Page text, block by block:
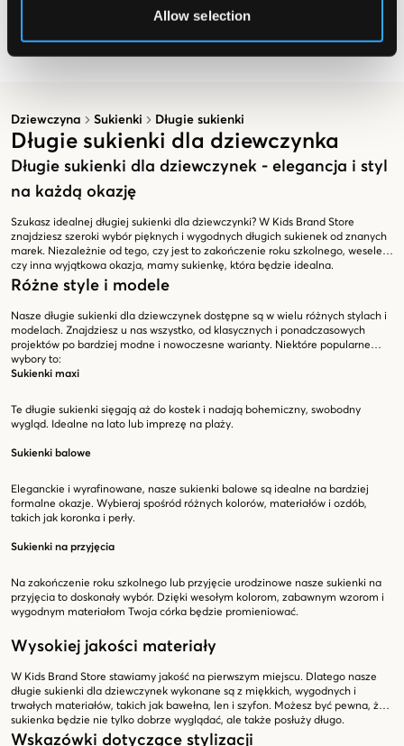
Allow selection
Dziewczyna Sukienki Długie sukienki
Długie sukienki dla dziewczynka
Długie sukienki dla dziewczynek - elegancja i styl
na każdą okazję
Szukasz idealnej długiej sukienki dla dziewczynki? W Kids Brand Store
znajdziesz szeroki wybór pięknych i wygodnych długich sukienek od znanych
marek. Niezależnie od tego, czy jest to zakończenie roku szkolnego, wesele
czy inna wyjątkowa okazja, mamy sukienkę, która będzie idealna.
Różne style i modele
Nasze długie sukienki dla dziewczynek dostępne są w wielu różnych stylach i
modelach. Znajdziesz u nas wszystko, od klasycznych i ponadczasowych
projektów po bardziej modne i nowoczesne warianty. Niektóre popularne
wybory to:
Sukienki maxi
Te długie sukienki sięgają aż do kostek i nadają bohemiczny, swobodny
wygląd. Idealne na lato lub imprezę na plaży.
Sukienki balowe
Eleganckie i wyrafinowane, nasze sukienki balowe są idealne na bardziej
formalne okazje. Wybieraj spośród różnych kolorów, materiałów i ozdób,
takich jak koronka i perły.
Sukienki na przyjęcia
Na zakończenie roku szkolnego lub przyjęcie urodzinowe nasze sukienki na
przyjęcia to doskonały wybór. Dzięki wesołym kolorom, zabawnym wzorom i
wygodnym materiałom Twoja córka będzie promieniować.
Wysokiej jakości materiały
W Kids Brand Store stawiamy jakość na pierwszym miejscu. Dlatego nasze
długie sukienki dla dziewczynek wykonane są z miękkich, wygodnych i
trwałych materiałów, takich jak bawełna, len i szyfon. Możesz być pewna, że
sukienka będzie nie tylko dobrze wyglądać, ale także posłuży długo.
Wskazówki dotyczące stylizacji